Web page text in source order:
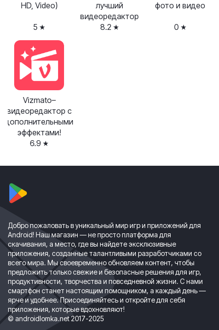
HD, Video)
5
лучший
видеоредактор
8.2
фото и видео
0
Vizmato–
видеоредактор с
дополнительными
эффектами!
6.9
Добро пожаловать в уникальный мир игр и приложений для
Android! Наш магазин — не просто платформа для
скачивания, а место, где вы найдете эксклюзивные
приложения, созданные талантливыми разработчиками со
всего мира. Мы своевременно обновляем контент, чтобы
предложить только свежие и безопасные решения для игр,
продуктивности, творчества и повседневной жизни. С нами
смартфон станет настоящим помощником, а каждый день —
ярче и удобнее. Присоединяйтесь и откройте для себя
приложения, которые вдохновляют!
© androidlomka.net 2017-2025